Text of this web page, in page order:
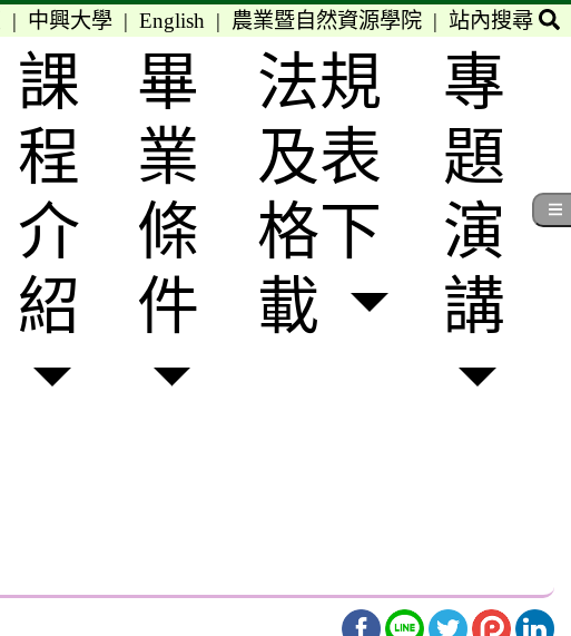
| 中興大學| English | 農業暨自然資源學院| 站內搜尋
課
程
介
紹
畢
業
條
件
法規
及表
格下
載
專
題
演
講